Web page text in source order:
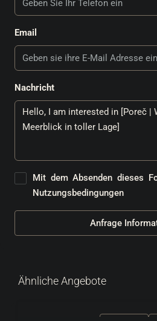
Email
Nachricht
Mit dem Absenden dieses
Nutzungsbedingungen
Anfrage
Ähnliche Angebote